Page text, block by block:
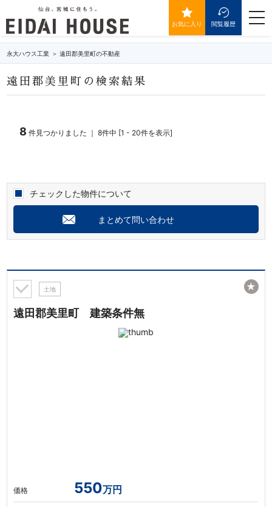
お気に入り 閲覧履歴
永大ハウス工業 遠田郡美里町の不動産
遠田郡美里町の検索結果
8 件見つかりました ｜ 8件中 [1 - 20件を表示]
チェックした物件について
まとめて問い合わせ
土地
遠田郡美里町 建築条件無
価格 550万円
★